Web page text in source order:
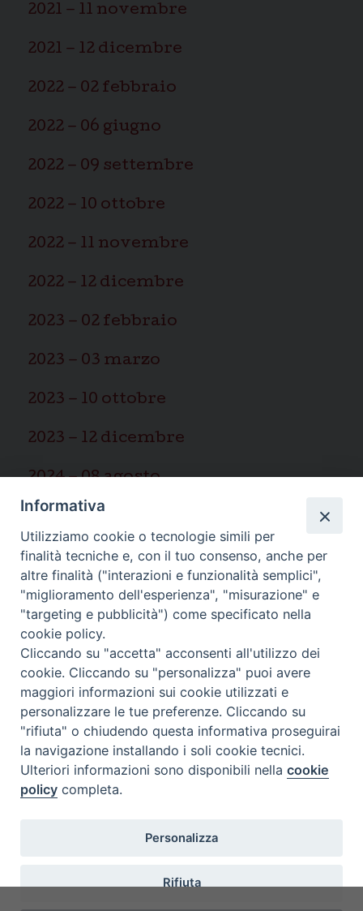
2021 – 11 novembre
2021 – 12 dicembre
2022 – 02 febbraio
2022 – 06 giugno
2022 – 09 settembre
2022 – 10 ottobre
2022 – 11 novembre
2022 – 12 dicembre
2023 – 02 febbraio
2023 – 03 marzo
2023 – 10 ottobre
2023 – 12 dicembre
2024 – 08 agosto
2025 – 03 marzo
Paolo”
Via Cifali 5-7
95123 Catania - Italia
E-mail:redazione@sdbsicilia.org
E-mail:
Informativa
Utilizziamo cookie o tecnologie simili per
finalità tecniche e, con il tuo consenso, anche per
altre finalità ("interazioni e funzionalità semplici",
"miglioramento dell'esperienza", "misurazione" e
"targeting e pubblicità") come specificato nella
cookie policy.
Cliccando su "accetta" acconsenti all'utilizzo dei
cookie. Cliccando su "personalizza" puoi avere
maggiori informazioni sui cookie utilizzati e
personalizzare le tue preferenze. Cliccando su
"rifiuta" o chiudendo questa informativa proseguirai
la navigazione installando i soli cookie tecnici.
Ulteriori informazioni sono disponibili nellacookie
policy completa.
Personalizza
Rifiuta